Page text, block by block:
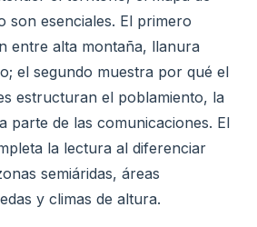
son esenciales. El primero
entre alta montaña, llanura
el segundo muestra por qué el
estructuran el poblamiento, la
parte de las comunicaciones. El
la lectura al diferenciar
semiáridas, áreas
y climas de altura.